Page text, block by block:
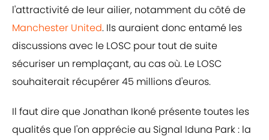
l'attractivité de leur ailier, notamment du côté de
Manchester United. Ils auraient donc entamé les
discussions avec le LOSC pour tout de suite
sécuriser un remplaçant, au cas où. Le LOSC
souhaiterait récupérer 45 millions d'euros.
Il faut dire que Jonathan Ikoné présente toutes les
qualités que l'on apprécie au Signal Iduna Park : la